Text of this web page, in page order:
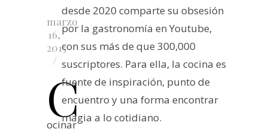
marzo
16,
2015
/
C
ocinar
desde 2020 comparte su obsesión
por la gastronomía en Youtube,
con sus más de que 300,000
suscriptores. Para ella, la cocina es
fuente de inspiración, punto de
encuentro y una forma encontrar
magia a lo cotidiano.